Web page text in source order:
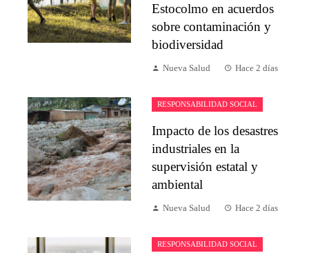
Estocolmo en acuerdos
sobre contaminación y
biodiversidad
Nueva Salud Hace 2 días
RESPONSABILIDAD SOCIAL
Impacto de los desastres
industriales en la
supervisión estatal y
ambiental
Nueva Salud Hace 2 días
RESPONSABILIDAD SOCIAL